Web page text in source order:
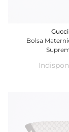
Gucci
Bolsa